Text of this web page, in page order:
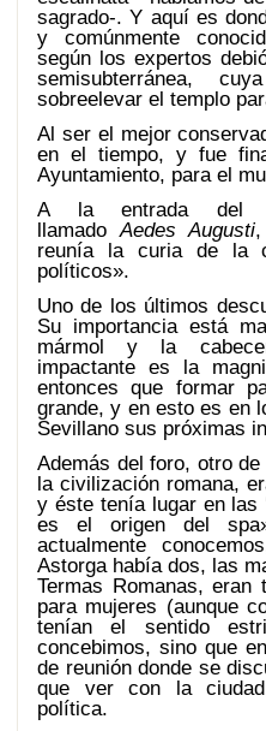
sagrado-. Y aquí es
y comúnmente
según los expertos
semisubterránea,
sobreelevar el templo
Al ser el mejor
en el tiempo, y fue
Ayuntamiento, para el
A la entrada del
llamadoAedes Augusti,
reunía la curia de la
políticos».
Uno de los últimos
Su importancia está
mármol y la
impactante es la
entonces que formar
grande, y en esto es en
Sevillano sus próximas
Además del foro, otro
la civilización romana,
y éste tenía lugar en las
es el origen del
actualmente
Astorga había dos, las
Termas Romanas, eran
para mujeres (aunque
tenían el sentido
concebimos, sino que
de reunión donde se
que ver con la
política.